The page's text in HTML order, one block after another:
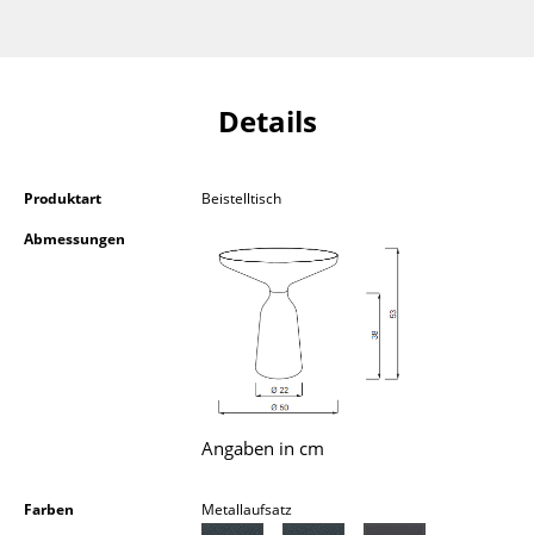
Einzelteile
... alle Aufbewahrungsmöbel
Hängeleuchten & Deckenleuchten
Schreibtischleuchten
Details
Produktart
Beistelltisch
Abmessungen
Angaben in cm
Farben Metallaufsatz